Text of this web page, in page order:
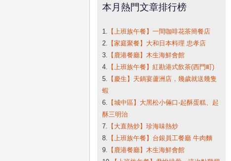
本月熱門文章排行榜
1. 【上班族午餐】一間咖啡花茶簡餐店
2. 【家庭聚餐】大和日本料理 忠孝店
3. 【鹿港餐廳】木生海鮮會館
4. 【上班族午餐】紅勘港式飲茶(西門町)
5. 【慶生】天鍋宴蘆洲店，幾歲就送幾隻
蝦
6. 【城中區】大黑松小倆口-起酥蛋糕、起
酥三明治
7. 【大直熱炒】珍海味熱炒
8. 【上班族午餐】台銀員工餐廳 牛肉麵
9. 【鹿港餐廳】木生海鮮會館